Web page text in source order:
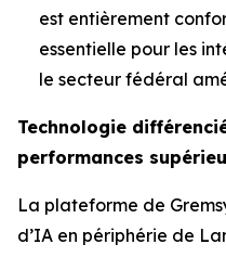
est entièrement
essentielle pour les
le secteur fédéral
Technologie
performances
La plateforme de
d’IA en périphérie de